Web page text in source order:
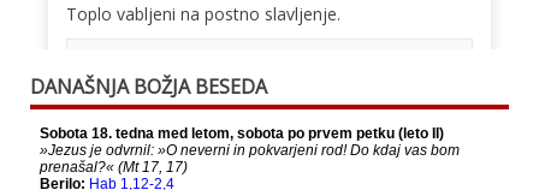
Toplo vabljeni na postno slavljenje.
When this happens, it's usually because the
owner only shared it with a small group of
people, changed who can see it or it's been
deleted.
DANAŠNJA BOŽJA BESEDA